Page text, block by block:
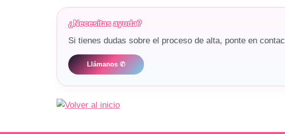
¿Necesitas ayuda?
Si tienes dudas sobre el proceso de alta, ponte en
Llámanos ✆